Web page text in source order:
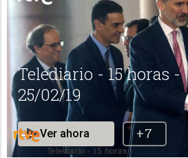
Telediario - 15 horas -